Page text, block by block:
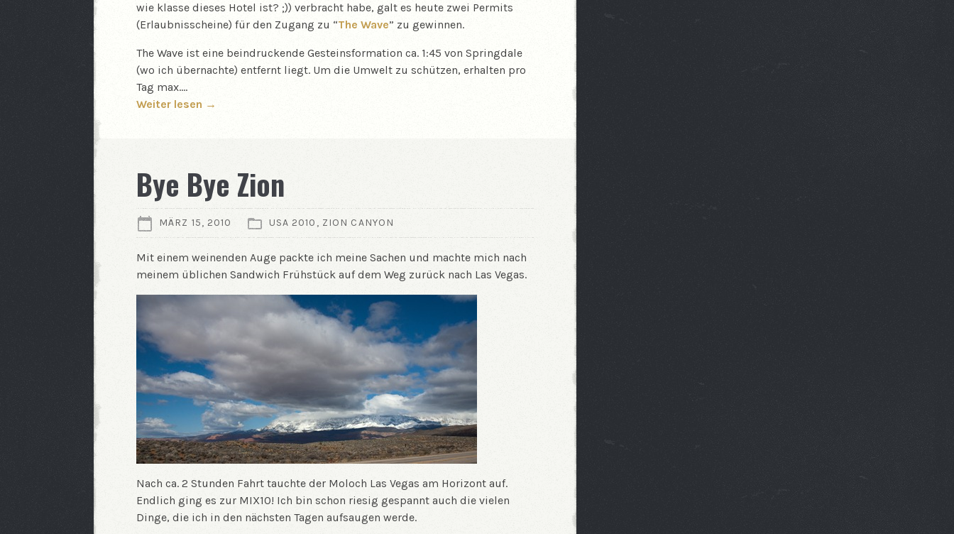
wie klasse dieses Hotel ist? ;)) verbracht habe, galt es heute zwei Permits
(Erlaubnisscheine) für den Zugang zu “The Wave” zu gewinnen.
The Wave ist eine beindruckende Gesteinsformation ca. 1:45 von Springdale
(wo ich übernachte) entfernt liegt. Um die Umwelt zu schützen, erhalten pro
Tag max.…
Weiter lesen →
Bye Bye Zion
MÄRZ 15, 2010 USA 2010 , ZION CANYON
Mit einem weinenden Auge packte ich meine Sachen und machte mich nach
meinem üblichen Sandwich Frühstück auf dem Weg zurück nach Las Vegas.
Nach ca. 2 Stunden Fahrt tauchte der Moloch Las Vegas am Horizont auf.
Endlich ging es zur MIX10! Ich bin schon riesig gespannt auch die vielen
Dinge, die ich in den nächsten Tagen aufsaugen werde.